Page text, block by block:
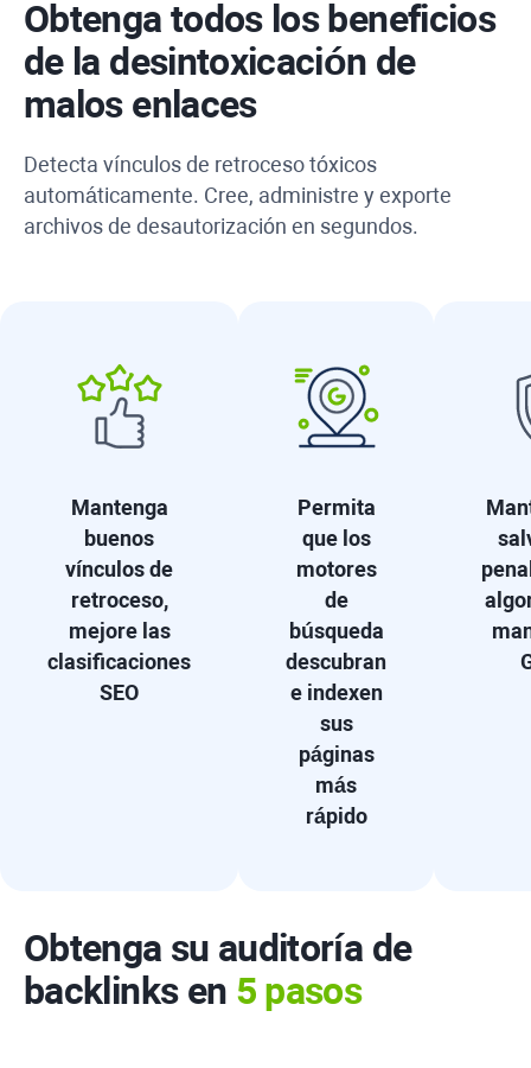
Obtenga todos los beneficios
de la desintoxicación de
malos enlaces
Detecta vínculos de retroceso tóxicos
automáticamente. Cree, administre y exporte
archivos de desautorización en segundos.
Mantenga
buenos
vínculos de
retroceso,
mejore las
clasificaciones
SEO
Permita
que los
motores
de
búsqueda
descubran
e indexen
sus
páginas
más
rápido
Obtenga su auditoría de
backlinks en 5 pasos